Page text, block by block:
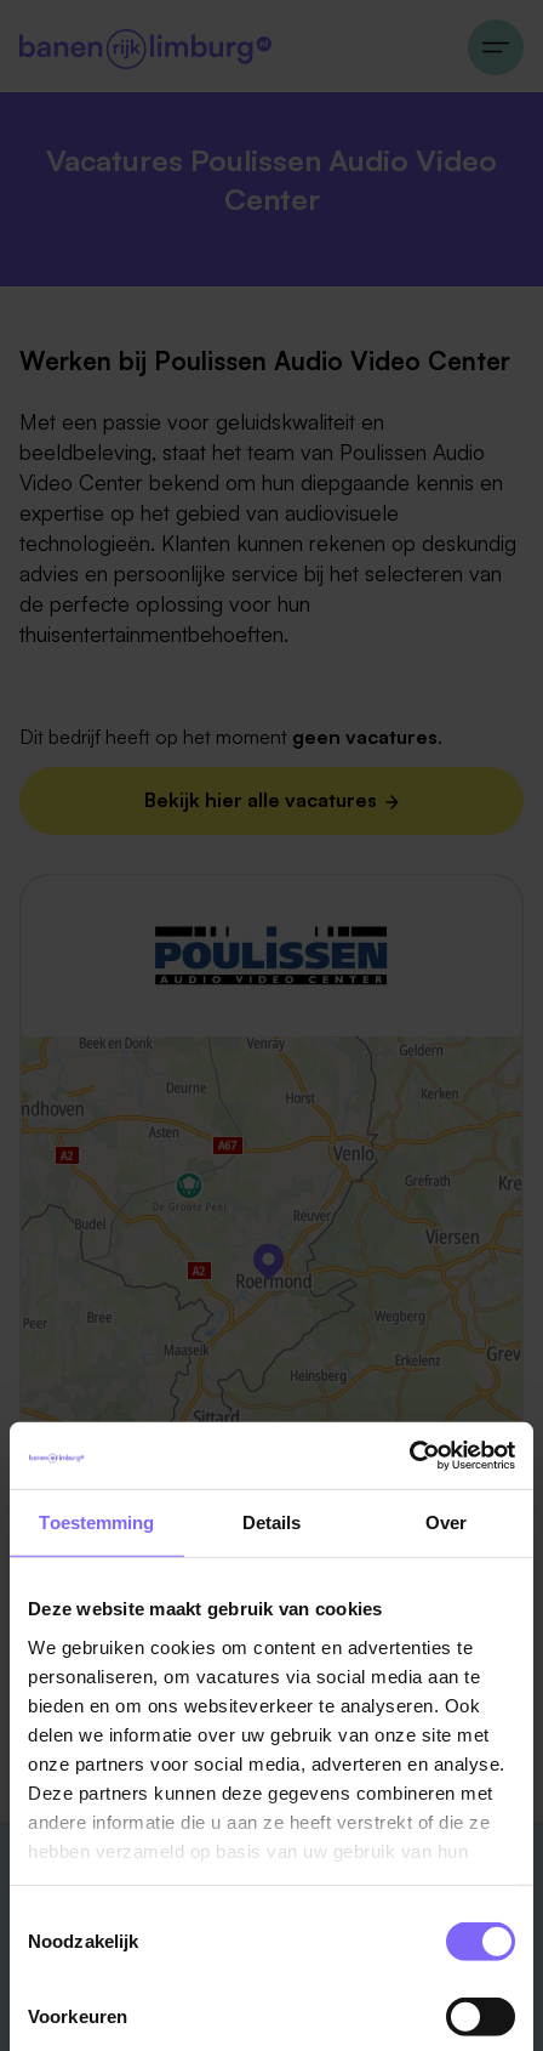
Toestemming Details Over
Deze website maakt gebruik van cookies
We gebruiken cookies om content en advertenties te
personaliseren, om vacatures via social media aan te
bieden en om ons websiteverkeer te analyseren. Ook
delen we informatie over uw gebruik van onze site met
onze partners voor social media, adverteren en analyse.
Deze partners kunnen deze gegevens combineren met
andere informatie die u aan ze heeft verstrekt of die ze
hebben verzameld op basis van uw gebruik van hun
Noodzakelijk
Voorkeuren
Vacatures Poulissen Audio Video
Center
Werken bij Poulissen Audio Video Center
Met een passie voor geluidskwaliteit en
beeldbeleving, staat het team van Poulissen Audio
Video Center bekend om hun diepgaande kennis en
expertise op het gebied van audiovisuele
technologieën. Klanten kunnen rekenen op deskundig
advies en persoonlijke service bij het selecteren van
de perfecte oplossing voor hun
thuisentertainmentbehoeften.
Dit bedrijf heeft op het moment geen vacatures.
Bekijk hier alle vacatures
Locatie Roermond
Meer informatie over Poulissen Audio Video
Center?
Bezoek de website
Stad
Venlo ›
Roermond ›
Regio